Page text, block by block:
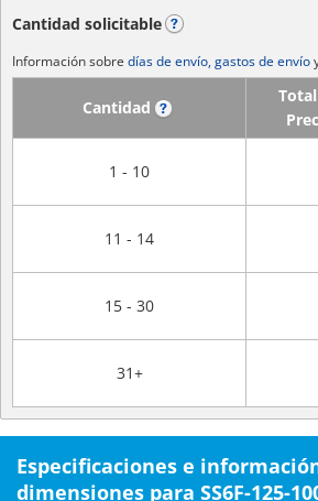
Cantidad solicitable
Información sobre días de envío, gastos de envío
Cantidad
1 - 10
11 - 14
15 - 30
31+
Especificaciones e
dimensiones para SS6F-125-